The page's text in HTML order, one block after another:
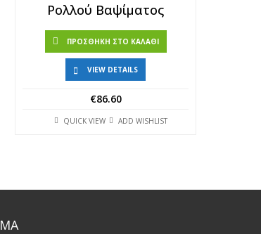
Ρολλού Βαψίματος
ΠΡΟΣΘΉΚΗ ΣΤΟ ΚΑΛΆΘΙ
VIEW DETAILS
€86.60
QUICK VIEW ADD WISHLIST